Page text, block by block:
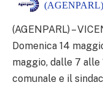
(AGENPARL) –
Domenica 14
maggio, dalle 7
comunale e il